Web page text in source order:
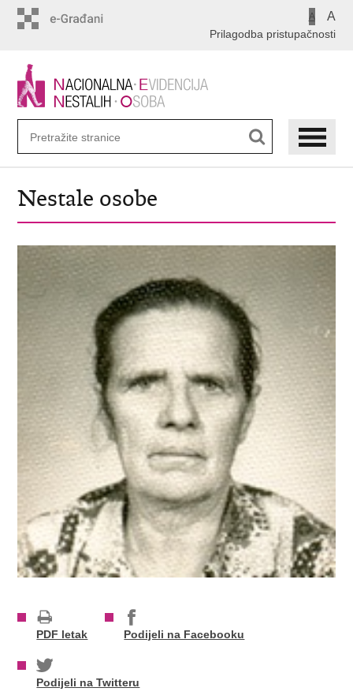
A A
Prilagodba pristupačnosti
Nestale osobe
PDF letak Podijeli na Facebooku
Podijeli na Twitteru